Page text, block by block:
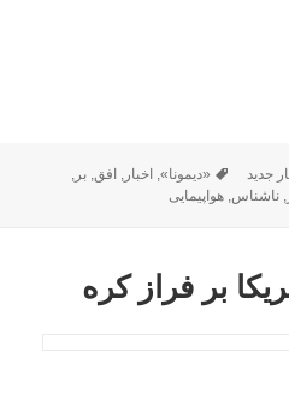
جدید برچسب‌ها
«دیمونا», اخبار, افق,بر,
,ناشناس,هواپیمایی